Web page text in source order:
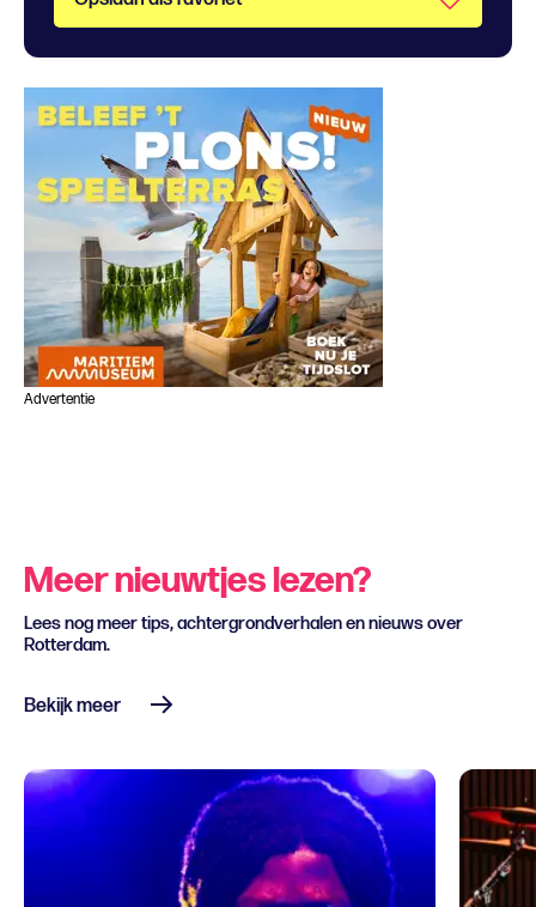
Advertentie
Meer nieuwtjes lezen?
Lees nog meer tips, achtergrondverhalen en nieuws over
Rotterdam.
Bekijk meer